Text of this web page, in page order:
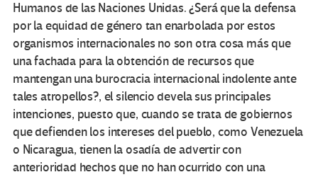
Humanos de las Naciones Unidas. ¿Será que la defensa
por la equidad de género tan enarbolada por estos
organismos internacionales no son otra cosa más que
una fachada para la obtención de recursos que
mantengan una burocracia internacional indolente ante
tales atropellos?, el silencio devela sus principales
intenciones, puesto que, cuando se trata de gobiernos
que defienden los intereses del pueblo, como Venezuela
o Nicaragua, tienen la osadía de advertir con
anterioridad hechos que no han ocurrido con una